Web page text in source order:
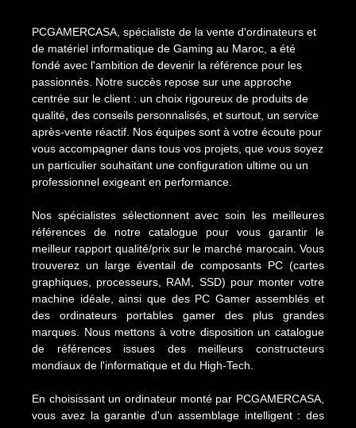
PCGAMERCASA, spécialiste de la vente d'ordinateurs et
de matériel informatique de Gaming au Maroc, a été
fondé avec l'ambition de devenir la référence pour les
passionnés. Notre succès repose sur une approche
centrée sur le client : un choix rigoureux de produits de
qualité, des conseils personnalisés, et surtout, un service
après-vente réactif. Nos équipes sont à votre écoute pour
vous accompagner dans tous vos projets, que vous soyez
un particulier souhaitant une configuration ultime ou un
professionnel exigeant en performance.
Nos spécialistes sélectionnent avec soin les meilleures
références de notre catalogue pour vous garantir le
meilleur rapport qualité/prix sur le marché marocain. Vous
trouverez un large éventail de composants PC (cartes
graphiques, processeurs, RAM, SSD) pour monter votre
machine idéale, ainsi que des PC Gamer assemblés et
des ordinateurs portables gamer des plus grandes
marques. Nous mettons à votre disposition un catalogue
de références issues des meilleurs constructeurs
mondiaux de l'informatique et du High-Tech.
En choisissant un ordinateur monté par PCGAMERCASA,
vous avez la garantie d'un assemblage intelligent : des